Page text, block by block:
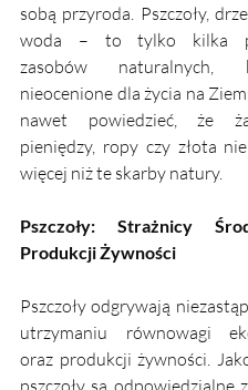
sobą przyroda. Pszczoły,
woda – to tylko kilka
zasobów
nieocenione dla życia na
nawet powiedzieć, że
pieniędzy, ropy czy złota
więcej niż te skarby natury.
Pszczoły: Strażnicy
Produkcji Żywności
Pszczoły odgrywają
utrzymaniu równowagi
oraz produkcji żywności.
pszczoły są odpowiedzialne